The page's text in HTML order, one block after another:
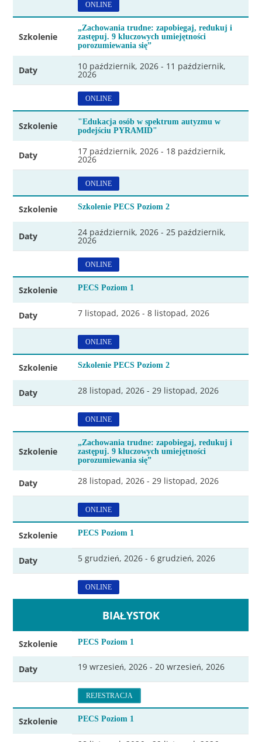
ONLINE
Szkolenie
„Zachowania trudne: zapobiegaj, redukuj i
zastępuj. 9 kluczowych umiejętności
porozumiewania się”
Daty 10 październik, 2026 - 11 październik,
2026
ONLINE
Szkolenie
"Edukacja osób w spektrum autyzmu w
podejściu PYRAMID"
Daty 17 październik, 2026 - 18 październik,
2026
ONLINE
Szkolenie Szkolenie PECS Poziom 2
Daty 24 październik, 2026 - 25 październik,
2026
ONLINE
Szkolenie PECS Poziom 1
Daty 7 listopad, 2026 - 8 listopad, 2026
ONLINE
Szkolenie Szkolenie PECS Poziom 2
Daty 28 listopad, 2026 - 29 listopad, 2026
ONLINE
Szkolenie
„Zachowania trudne: zapobiegaj, redukuj i
zastępuj. 9 kluczowych umiejętności
porozumiewania się”
Daty 28 listopad, 2026 - 29 listopad, 2026
ONLINE
Szkolenie PECS Poziom 1
Daty 5 grudzień, 2026 - 6 grudzień, 2026
ONLINE
BIAŁYSTOK
Szkolenie PECS Poziom 1
Daty 19 wrzesień, 2026 - 20 wrzesień, 2026
REJESTRACJA
Szkolenie PECS Poziom 1